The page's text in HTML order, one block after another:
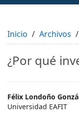
Inicio Archivos
¿Por qué
Main
Article
Félix Londoño
Universidad EAFIT